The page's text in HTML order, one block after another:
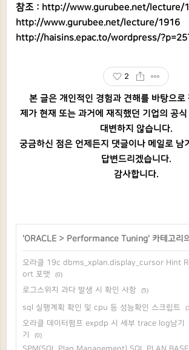
참조 : http://www.gurubee.net/lecture/
http://www.gurubee.net/lecture/1916
http://haisins.epac.to/wordpress/
2
본 글은 개인적인 경험과 견해를 바탕으로
제가 현재 또는 과거에 재직했던 기업의 공
대변하지 않습니다.
궁금하신 점은 언제든지 댓글이나 메일로 남
답변드리겠습니다.
감사합니다.
'ORACLE > Performance Tuning' 카테고리
오라클 19c dbms_xplan.display_cursor Hint
ort 포맷
(0)
로그스위치 과다 발생 시 확인 사항 (5)
sql 실행계획 확인 및 cpu 등 성능확인 스크립트
오라클 데이터펌프 expdp 시 세부 trace log남기
기
(0)